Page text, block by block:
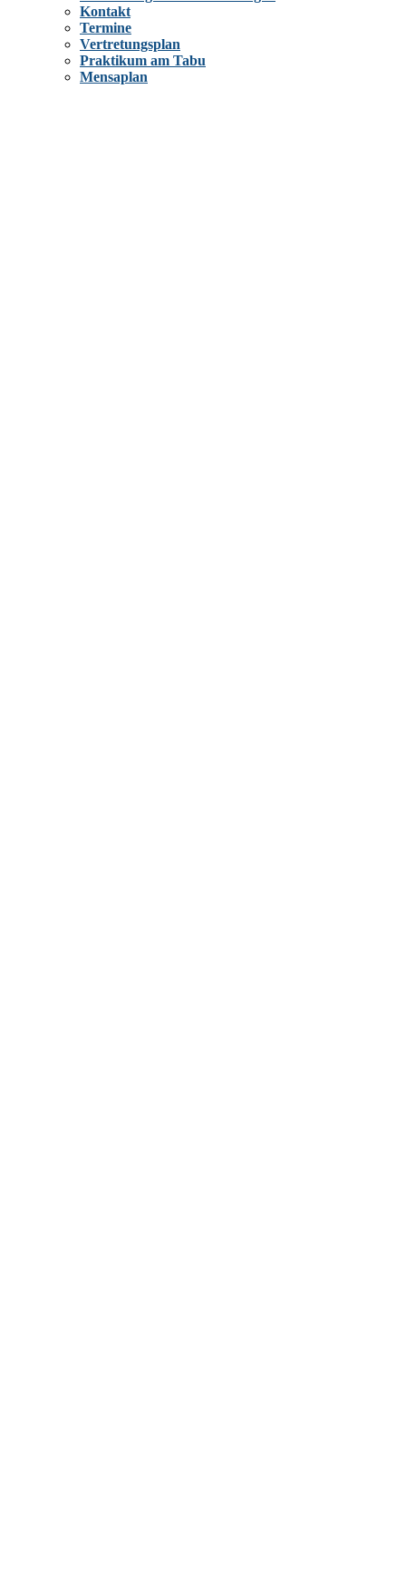
Kontakt
Termine
Vertretungsplan
Praktikum am Tabu
Mensaplan